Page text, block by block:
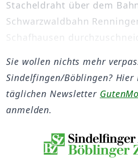
Stacheldraht über dem
Schwarzwaldbahn
Schafhausen
Sie wollen nichts mehr
Sindelfingen/Böblingen?
täglichen Newsletter
anmelden.